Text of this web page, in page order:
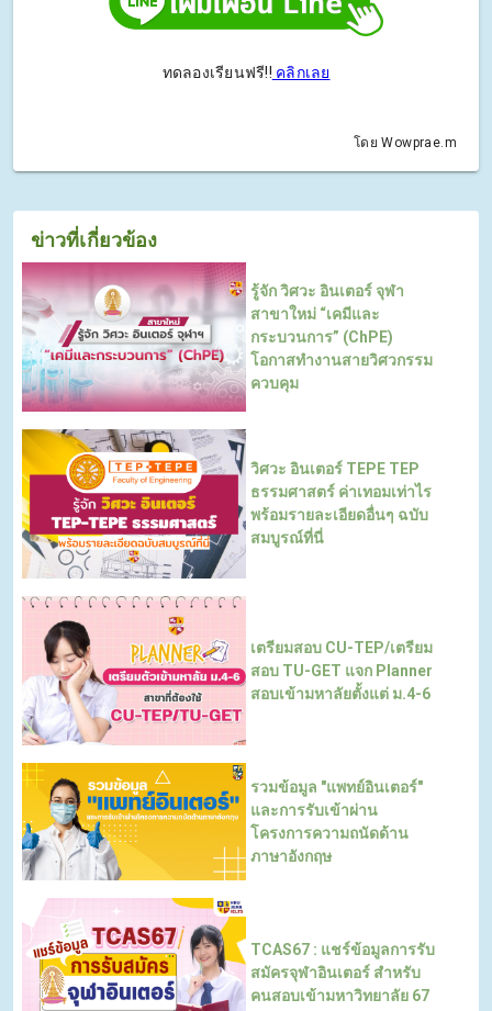
ทดลองเรียนฟรี!! คลิกเลย
โดย Wowprae.m
ข่าวที่เกี่ยวข้อง
รู้จัก วิศวะ อินเตอร์ จุฬา
สาขาใหม่ “เคมีและ
กระบวนการ” (ChPE)
โอกาสทำงานสายวิศวกรรม
ควบคุม
วิศวะ อินเตอร์ TEPE TEP
ธรรมศาสตร์ ค่าเทอมเท่าไร
พร้อมรายละเอียดอื่นๆ ฉบับ
สมบูรณ์ที่นี่
เตรียมสอบ CU-TEP/เตรียม
สอบ TU-GET แจก Planner
สอบเข้ามหาลัยตั้งแต่ ม.4-6
รวมข้อมูล "แพทย์อินเตอร์"
และการรับเข้าผ่าน
โครงการความถนัดด้าน
ภาษาอังกฤษ
TCAS67 : แชร์ข้อมูลการรับ
สมัครจุฬาอินเตอร์ สำหรับ
คนสอบเข้ามหาวิทยาลัย 67